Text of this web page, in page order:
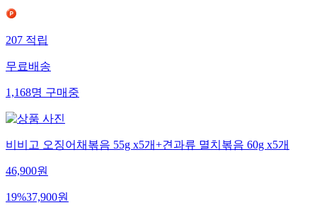
207적립
무료배송
1,168명구매중
비비고 오징어채볶음 55g x5개+견과류 멸치볶음 60g x5개
46,900원
19%37,900원